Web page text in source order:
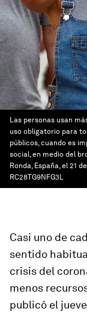
Las personas usan
uso obligatorio para
públicos, cuando es
social, en medio del
Ronda, España, el 21
RC28TG9NFG3L
Casi uno de
sentido
crisis del
menos
publicó el